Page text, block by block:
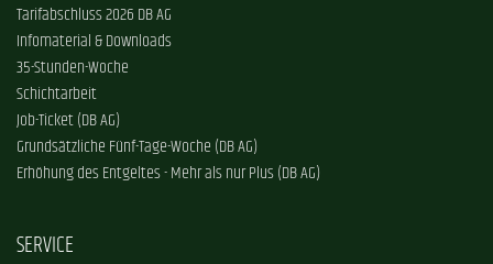
Tarifabschluss 2026 DB AG
Infomaterial & Downloads
35-Stunden-Woche
Schichtarbeit
Job-Ticket (DB AG)
Grundsätzliche Fünf-Tage-Woche (DB AG)
Erhöhung des Entgeltes - Mehr als nur Plus (DB AG)
SERVICE